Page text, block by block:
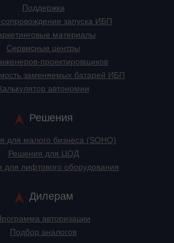
Поддержка
запуска ИБП
материалы
Сервисные центры
проектировщиков
заменяемых батарей ИБП
автономии
Решения
для малого бизнеса (SOHO)
Решения для ЦОД
для лифтового оборудования
Дилерам
авторизации
Подбор аналогов